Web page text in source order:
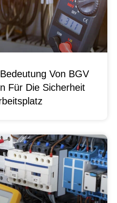
Von BGV
Für Die Sicherheit